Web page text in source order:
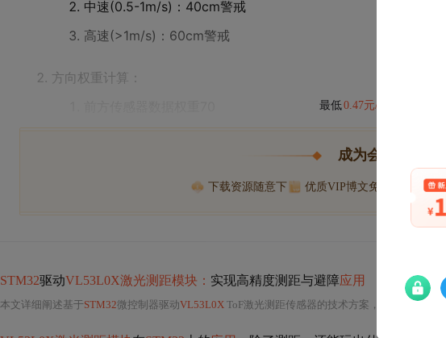
中速(0.5-1m/s)：40cm警戒
高速(>1m/s)：60cm警戒
方向权重计算：
最低0.47元/天 开通会员,
成为会员后, 你
下载资源随意下 优质VIP博文免费学 优
STM32驱动VL53L0X激光测距模块： 实现高精度测距与避障应用
本文详细阐述基于STM32微控制器驱动VL53L0X ToF激光测距传感器的技术方案，涵盖硬件I2C连接规范、底层寄存器级驱动开发、测距启动与数据读取全流程、移动